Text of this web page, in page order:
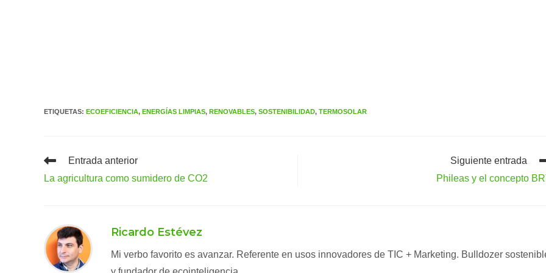
ETIQUETAS: ECOEFICIENCIA, ENERGÍAS LIMPIAS, RENOVABLES, SOSTENIBILIDAD, TERMOSOLAR
Leer
artículos
Entrada anterior
La agricultura como sumidero de CO2
Siguiente entrada
Phileas y el concepto
Ricardo Estévez
Mi verbo favorito es avanzar. Referente en usos innovadores de TIC + Marketing. Bulldozer